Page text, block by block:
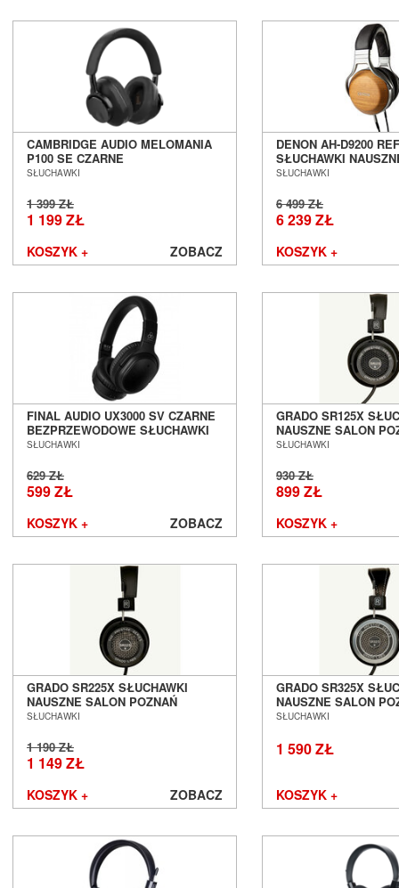
CAMBRIDGE AUDIO MELOMANIA
P100 SE CZARNE
BEZPRZEWODOWE SŁUCHAWKI
POZNAŃ WROCŁAW
SŁUCHAWKI
1 399 ZŁ
1 199 ZŁ
KOSZYK + ZOBACZ
DENON AH-D9200
SŁUCHAWKI
OBUDOWĄ
SŁUCHAWKI
6 499 ZŁ
6 239 ZŁ
KOSZYK +
FINAL AUDIO UX3000 SV CZARNE
BEZPRZEWODOWE SŁUCHAWKI
NAUSZNE Z ANC SALON POZNAŃ
SŁUCHAWKI
629 ZŁ
599 ZŁ
KOSZYK + ZOBACZ
GRADO SR125X
NAUSZNE SALON
WROCŁAW
SŁUCHAWKI
930 ZŁ
899 ZŁ
KOSZYK +
GRADO SR225X SŁUCHAWKI
NAUSZNE SALON POZNAŃ
WROCŁAW
SŁUCHAWKI
1 190 ZŁ
1 149 ZŁ
KOSZYK + ZOBACZ
GRADO SR325X
NAUSZNE SALON
WROCŁAW
SŁUCHAWKI
1 590 ZŁ
KOSZYK +